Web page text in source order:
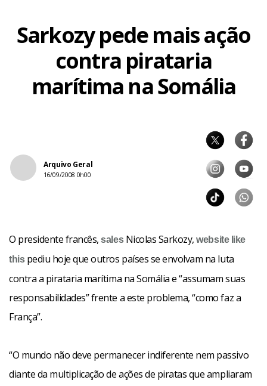
Sarkozy pede mais ação
contra pirataria
marítima na Somália
Arquivo Geral
16/09/2008 0h00
O presidente francês,salesNicolas Sarkozy,website like
thispediu hoje que outros países se envolvam na luta
contra a pirataria marítima na Somália e “assumam suas
responsabilidades” frente a este problema, “como faz a
França”.
“O mundo não deve permanecer indiferente nem passivo
diante da multiplicação de ações de piratas que ampliaram